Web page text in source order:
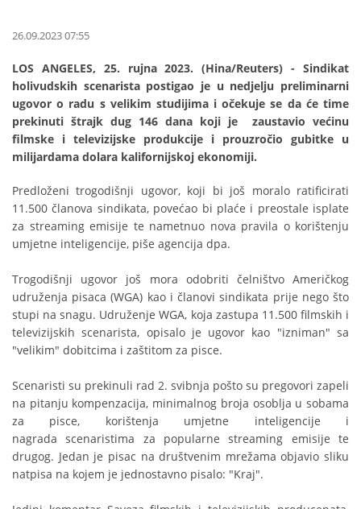
26.09.2023 07:55
LOS ANGELES, 25. rujna 2023. (Hina/Reuters) - Sindikat
holivudskih scenarista postigao je u nedjelju preliminarni
ugovor o radu s velikim studijima i očekuje se da će time
prekinuti štrajk dug 146 dana koji je zaustavio većinu
filmske i televizijske produkcije i prouzročio gubitke u
milijardama dolara kalifornijskoj ekonomiji.
Predloženi trogodišnji ugovor, koji bi još moralo ratificirati
11.500 članova sindikata, povećao bi plaće i preostale isplate
za streaming emisije te nametnuo nova pravila o korištenju
umjetne inteligencije, piše agencija dpa.
Trogodišnji ugovor još mora odobriti čelništvo Američkog
udruženja pisaca (WGA) kao i članovi sindikata prije nego što
stupi na snagu. Udruženje WGA, koja zastupa 11.500 filmskih i
televizijskih scenarista, opisalo je ugovor kao "izniman" sa
"velikim" dobitcima i zaštitom za pisce.
Scenaristi su prekinuli rad 2. svibnja pošto su pregovori zapeli
na pitanju kompenzacija, minimalnog broja osoblja u sobama
za pisce, korištenja umjetne inteligencije i
nagrada scenaristima za popularne streaming emisije te
drugog. Jedan je pisac na društvenim mrežama objavio sliku
natpisa na kojem je jednostavno pisalo: "Kraj".